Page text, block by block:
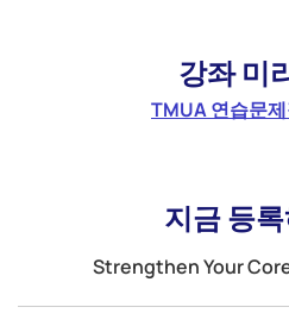
강좌 미
TMUA 연습문제
지금 등
Strengthen Your